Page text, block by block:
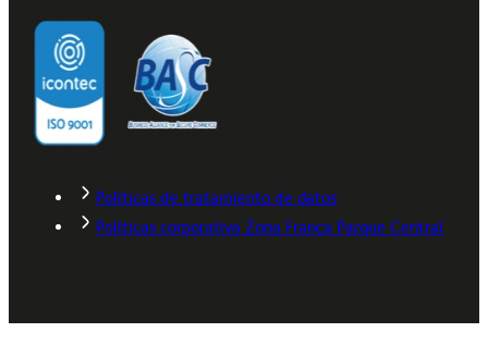
Políticas de tratamiento de datos
Políticas corporativa Zona Franca Parque Central